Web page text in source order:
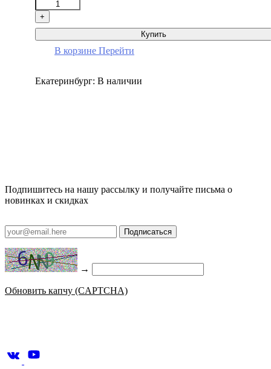
+
Купить
В корзине Перейти
Екатеринбург: В наличии
Подпишитесь на нашу рассылку и получайте письма о
новинках и скидках
Подписаться
→
Обновить капчу (CAPTCHA)